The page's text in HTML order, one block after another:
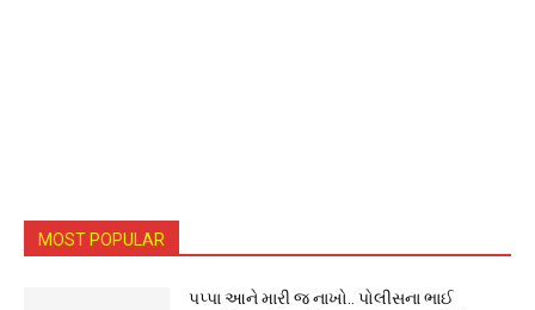
MOST POPULAR
પપ્પા આને મારી જ નાખો.. પોલીસના ભાઈ